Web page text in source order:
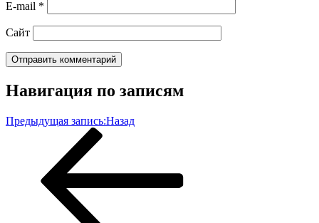
E-mail *
Сайт
Навигация по записям
Предыдущая запись:Назад